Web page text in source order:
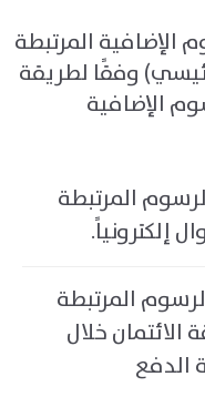
المرتبطة
وفقًا لطريقة
الإضافية
المرتبطة
إلكترونياً.
المرتبطة
الائتمان خلال
الدفع